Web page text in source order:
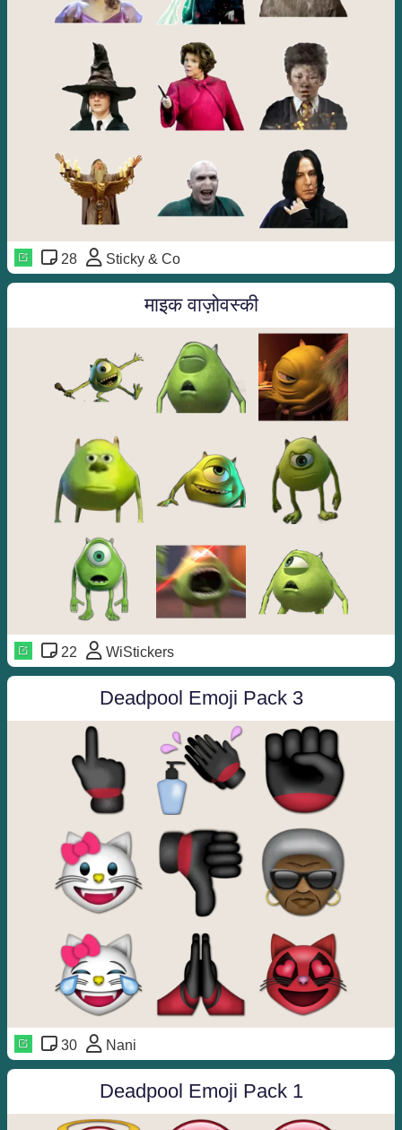
28 Sticky & Co
माइक वाज़ोवस्की
22 WiStickers
Deadpool Emoji Pack 3
30 Nani
Deadpool Emoji Pack 1